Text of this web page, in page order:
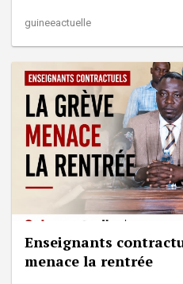
guineeactuelle
Enseignants
menace la rentrée